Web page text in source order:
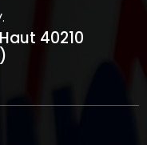
40210